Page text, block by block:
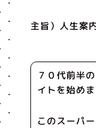
主旨）人生案
７０代前半
イトを始めま
このスーパ